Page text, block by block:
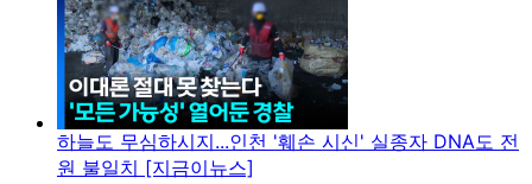
하늘도 무심하시지...인천 '훼손 시신' 실종자 DNA도 전
원 불일치 [지금이뉴스]